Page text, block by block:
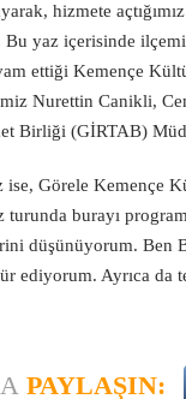
hizmete
Bu yaz içerisinde
ettiği Kemençe
Nurettin Canikli,
Birliği (GİRTAB)
ise, Görele Kemençe
burayı
düşünüyorum. Ben
ediyorum. Ayrıca da
PAYLAŞIN: